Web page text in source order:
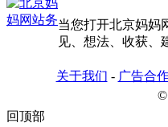
当您打开北京妈妈
见、想法、收获、
关于我们 - 广告合
©
回顶部